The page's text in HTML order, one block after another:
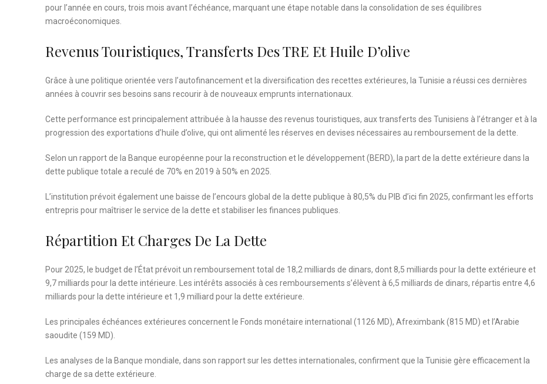
pour l’année en cours, trois mois avant l’échéance, marquant une étape notable dans la consolidation de ses équilibres
macroéconomiques.
Revenus Touristiques, Transferts Des TRE Et Huile D’olive
Grâce à une politique orientée vers l’autofinancement et la diversification des recettes extérieures, la Tunisie a réussi ces dernières
années à couvrir ses besoins sans recourir à de nouveaux emprunts internationaux.
Cette performance est principalement attribuée à la hausse des revenus touristiques, aux transferts des Tunisiens à l’étranger et à la
progression des exportations d’huile d’olive, qui ont alimenté les réserves en devises nécessaires au remboursement de la dette.
Selon un rapport de la Banque européenne pour la reconstruction et le développement (BERD), la part de la dette extérieure dans la
dette publique totale a reculé de 70% en 2019 à 50% en 2025.
L’institution prévoit également une baisse de l’encours global de la dette publique à 80,5% du PIB d’ici fin 2025, confirmant les efforts
entrepris pour maîtriser le service de la dette et stabiliser les finances publiques.
Répartition Et Charges De La Dette
Pour 2025, le budget de l’État prévoit un remboursement total de 18,2 milliards de dinars, dont 8,5 milliards pour la dette extérieure et
9,7 milliards pour la dette intérieure. Les intérêts associés à ces remboursements s’élèvent à 6,5 milliards de dinars, répartis entre 4,6
milliards pour la dette intérieure et 1,9 milliard pour la dette extérieure.
Les principales échéances extérieures concernent le Fonds monétaire international (1126 MD), Afreximbank (815 MD) et l’Arabie
saoudite (159 MD).
Les analyses de la Banque mondiale, dans son rapport sur les dettes internationales, confirment que la Tunisie gère efficacement la
charge de sa dette extérieure.